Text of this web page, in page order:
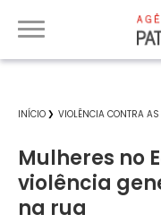
INÍCIO VIOLÊNCIA CONTRA AS
Mulheres no
violência
na rua